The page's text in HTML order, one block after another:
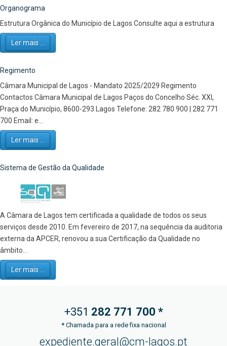
Organograma
Estrutura Orgânica do Município de Lagos Consulte aqui a estrutura
Ler mais ...
Regimento
Câmara Municipal de Lagos - Mandato 2025/2029 Regimento
Contactos Câmara Municipal de Lagos Paços do Concelho Séc. XXI,
Praça do Município, 8600-293 Lagos Telefone: 282 780 900 | 282 771
700 Email: e...
Ler mais ...
Sistema de Gestão da Qualidade
A Câmara de Lagos tem certificada a qualidade de todos os seus
serviços desde 2010. Em fevereiro de 2017, na sequência da auditoria
externa da APCER, renovou a sua Certificação da Qualidade no
âmbito...
Ler mais ...
+351 282 771 700 *
*Chamada para a rede fixa nacional
expediente.geral@cm-lagos.pt